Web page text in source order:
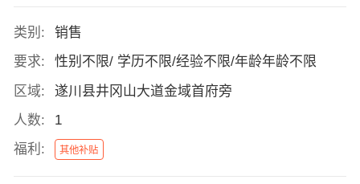
类别:
销售
要求:
性别不限/ 学历不限/经验不限/年龄年龄不限
区域:
遂川县井冈山大道金域首府旁
人数:
1
福利:
其他补贴